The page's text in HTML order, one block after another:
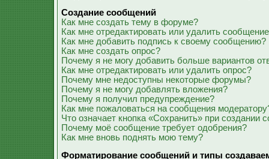
Создание сообщений
Как мне создать тему в форуме?
Как мне отредактировать или удалить
Как мне добавить подпись к своему сообщению?
Как мне создать опрос?
Почему я не могу добавить больше вариантов
Как мне отредактировать или удалить опрос?
Почему мне недоступны некоторые форумы?
Почему я не могу добавлять вложения?
Почему я получил предупреждение?
Как мне пожаловаться на сообщения
Что означает кнопка «Сохранить» при создании
Почему моё сообщение требует одобрения?
Как мне вновь поднять мою тему?
Форматирование сообщений и типы